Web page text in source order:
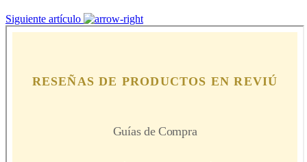
Siguiente artículo